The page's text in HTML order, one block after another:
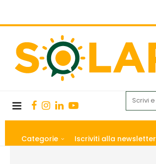
Categorie Iscriviti alla newsletter